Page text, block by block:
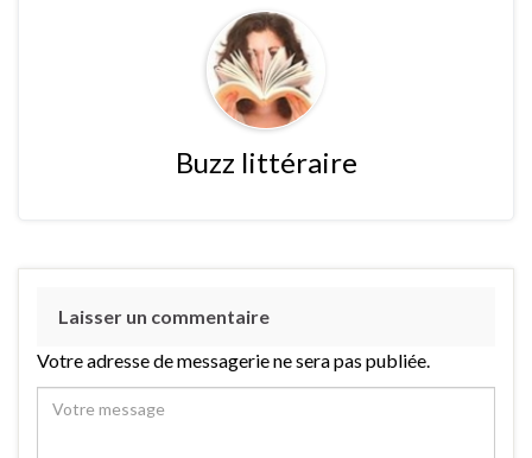
Buzz littéraire
Laisser un commentaire
Votre adresse de messagerie ne sera pas publiée.